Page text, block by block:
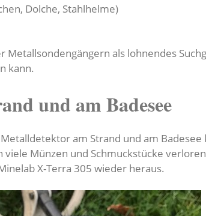
Dolche, Stahlhelme)
als lohnendes
kann.
und am Badesee
am Strand und am
Münzen und Schmuckstücke
X-Terra 305 wieder heraus.